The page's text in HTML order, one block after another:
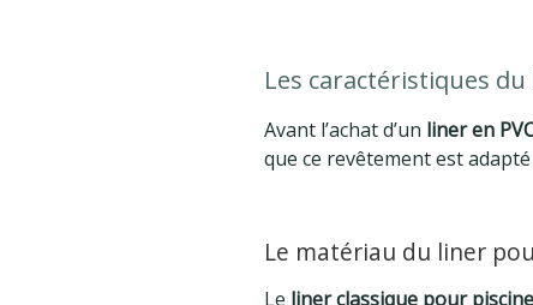
Les caractéristiques
Avant l’achat d’un liner en
que ce revêtement est
Le matériau du liner
Le liner classique pour piscine